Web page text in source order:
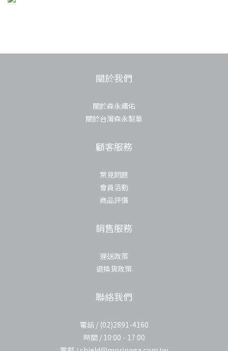
關於我們
關於森永續佑
關於台灣森永製菓
顧客服務
常見問題
會員活動
商品評價
銷售服務
運送政策
退換貨政策
聯絡我們
電話 / (02)2891-4160
時間 / 10:00 - 17:00